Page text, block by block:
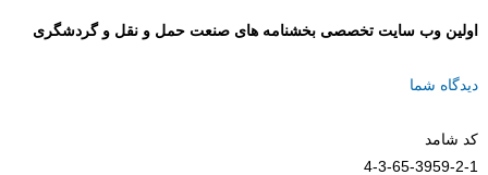
اولین وب سایت تخصصی بخشنامه های صنعت حمل و نقل و گردشگری
دیدگاه شما
کد شامد
4-3-65-3959-2-1